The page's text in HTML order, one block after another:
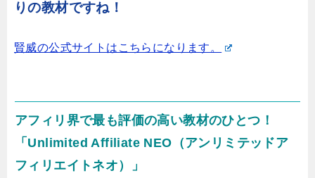
りの教材ですね！
賢威の公式サイトはこちらになります。
アフィリ界で最も評価の高い教材のひとつ！
「Unlimited Affiliate NEO（アンリミテッドア
フィリエイトネオ）」